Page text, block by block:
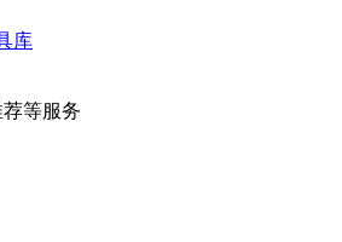
库
等服务